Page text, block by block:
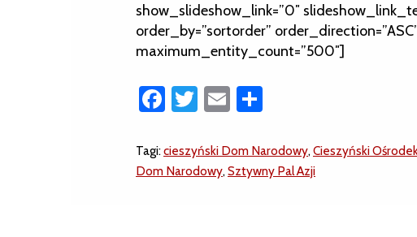
show_slideshow_link=”0″
order_by=”sortorder”
maximum_entity_count=”500″]
Facebook
Twitter
Email
Tagi:cieszyński Dom Narodowy,Cieszyński
Dom Narodowy,Sztywny Pal Azji